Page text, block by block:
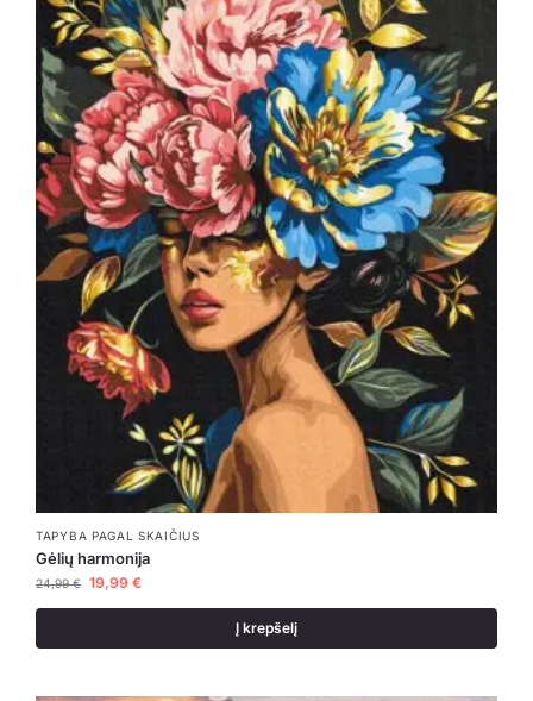
TAPYBA PAGAL SKAIČIUS
Gėlių harmonija
24,99€ 19,99 €
Į krepšelį